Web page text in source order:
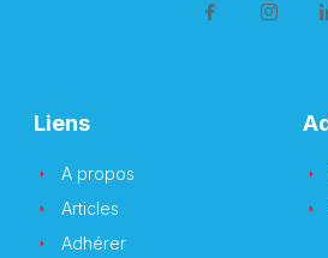
Liens
A propos
Articles
Adhérer